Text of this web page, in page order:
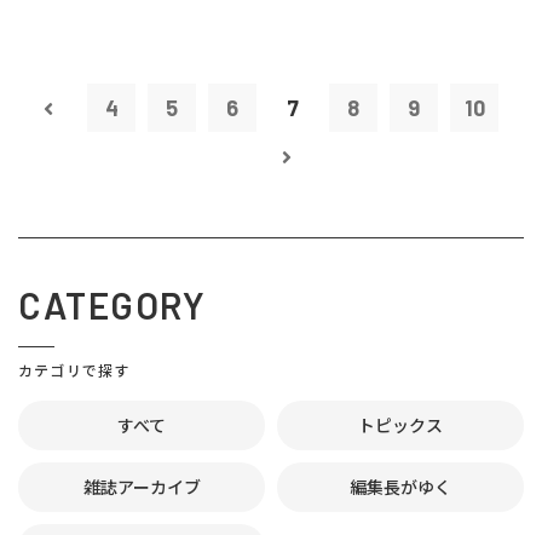
4 5 6 7 8 9 10
CATEGORY
カテゴリで探す
すべて トピックス
雑誌アーカイブ 編集長がゆく